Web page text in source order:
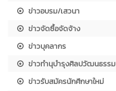
ข่าวอบรม/เสวนา
ข่าวจัดซื้อจัดจ้าง
ข่าวบุคลากร
ข่าวทำนุบำรุงศิลปวัฒนธรรม
ข่าวรับสมัครนักศึกษาใหม่